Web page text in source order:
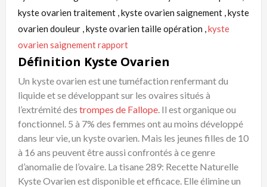
kyste ovarien traitement , kyste ovarien saignement , kyste
ovarien douleur , kyste ovarien taille opération ,kyste
ovarien saignement rapport
Définition Kyste Ovarien
Un kyste ovarien est une tuméfaction renfermant du
liquide et se développant sur les ovaires situés à
l’extrémité des trompes de Fallope. Il est organique ou
fonctionnel. 5 à 7% des femmes ont au moins développé
dans leur vie, un kyste ovarien. Mais les jeunes filles de 10
à 16 ans peuvent être aussi confrontés à ce genre
d’anomalie de l’ovaire. La tisane 289: Recette Naturelle
Kyste Ovarien est disponible et efficace. Elle élimine un